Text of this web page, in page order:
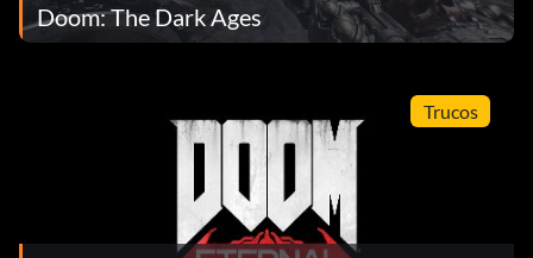
Doom: The Dark Ages
Trucos